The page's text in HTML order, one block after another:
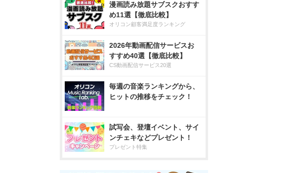
漫画読み放題サブスクおすす
め11選【徹底比較】
オリコン顧客満足度ランキング
2026年動画配信サービスお
すすめ40選【徹底比較】
CS動画配信サービス20選
毎週の音楽ランキングから、
ヒットの推移をチェック！
試写会、登壇イベント、サイ
ンチェキなどプレゼント！
プレゼント特集